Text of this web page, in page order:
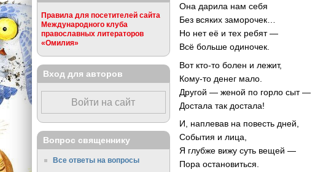
Она дарила нам себя
Без всяких заморочек…
Но нет её и тех ребят —
Всё больше одиночек.
Вот кто-то болен и лежит,
Кому-то денег мало.
Другой — женой по горло сыт —
Достала так достала!
И, наплевав на повесть дней,
События и лица,
Я глубже вижу суть вещей —
Пора остановиться.
Правила для посетителей сайта
Международного клуба
православных литераторов
«Омилия»
Вход для авторов
Войти на сайт
Вопрос священнику
Все ответы на вопросы